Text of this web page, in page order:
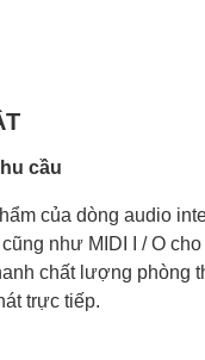
cầu
của dòng audio
như MIDI I / O
chất lượng phòng
trực tiếp.